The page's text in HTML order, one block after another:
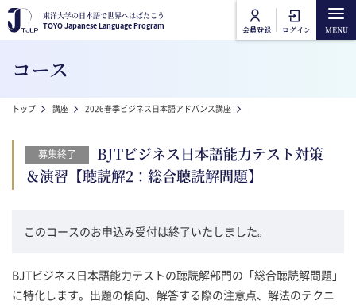
メインコンテンツに移動
東洋大学の日本語で世界へはばたこう
TOYO Japanese Language Program
会員登録 ログイン
東洋大学の日本語で世界へはばたこう
TOYO Japanese Language Program
Main navigation
東洋大学日本語講座 講座一覧
オンライン受講方法
よくあるご質問
コース
パンくず
トップ 講座 2026春季ビジネス日本語アドバンス講座
募集終了
BJTビジネス日本語能力テスト対策
＆演習【聴読解2：総合聴読解問題】
このコースのお申込み受付は終了いたしました。
BJTビジネス日本語能力テストの聴読解部門の「総合聴読解問題」
に特化します。出題の傾向、解答する際の注意点、解法のテクニ